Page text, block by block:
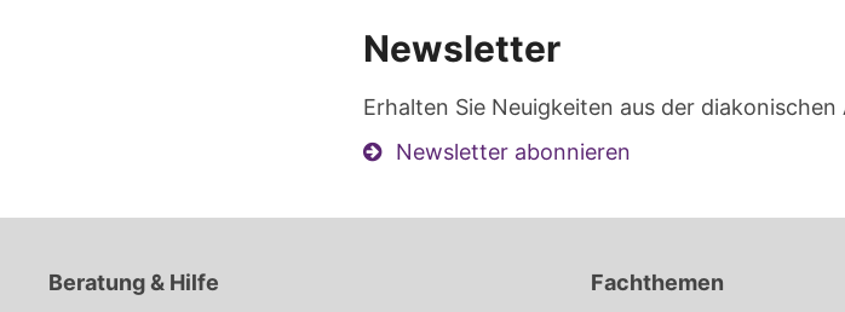
Newsletter
Erhalten Sie Neuigkeiten aus der
Newsletter abonnieren
Beratung & Hilfe
Fachthemen